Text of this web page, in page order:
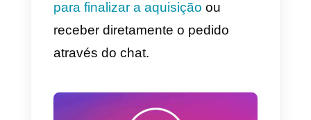
comunicados com eficácia por
líderes de opinião do sector a
Criar campanhas patrocinadas